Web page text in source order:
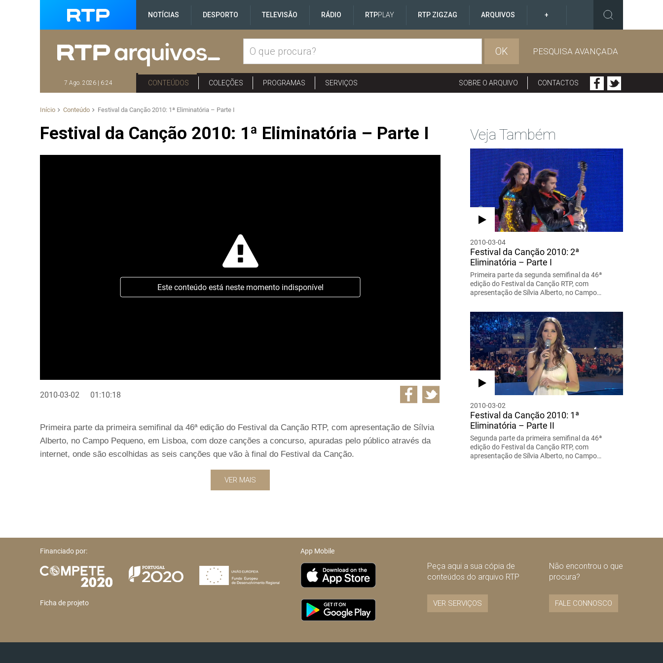
NOTÍCIAS DESPORTO TELEVISÃO RÁDIO RTPPLAY RTP ZIGZAG ARQUIVOS +
OK PESQUISA AVANÇADA
7 Ago. 2026 | 6:24 CONTEÚDOS COLEÇÕES PROGRAMAS SERVIÇOS SOBRE O ARQUIVO CONTACTOS
Início Conteúdo Festival da Canção 2010: 1ª Eliminatória – Parte I
Festival da Canção 2010: 1ª Eliminatória – Parte I
Este conteúdo está neste momento indisponível
2010-03-02 01:10:18
Primeira parte da primeira semifinal da 46ª edição do Festival da Canção RTP, com apresentação de Sílvia
Alberto, no Campo Pequeno, em Lisboa, com doze canções a concurso, apuradas pelo público através da
internet, onde são escolhidas as seis canções que vão à final do Festival da Canção.
VER MAIS
Veja Também
2010-03-04
Festival da Canção 2010: 2ª
Eliminatória – Parte I
Primeira parte da segunda semifinal da 46ª
edição do Festival da Canção RTP, com
apresentação de Sílvia Alberto, no Campo…
2010-03-02
Festival da Canção 2010: 1ª
Eliminatória – Parte II
Segunda parte da primeira semifinal da 46ª
edição do Festival da Canção RTP, com
apresentação de Sílvia Alberto, no Campo…
Financiado por:
Ficha de projeto
App Mobile
Peça aqui a sua cópia de
conteúdos do arquivo RTP
VER SERVIÇOS
Não encontrou o que
procura?
FALE CONNOSCO